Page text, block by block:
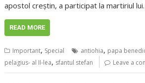
apostol creștin, a participat la martiriul
READ MORE
Important, Special antiohia, papa
pelagius- al II-lea, sfantul stefan Leave a